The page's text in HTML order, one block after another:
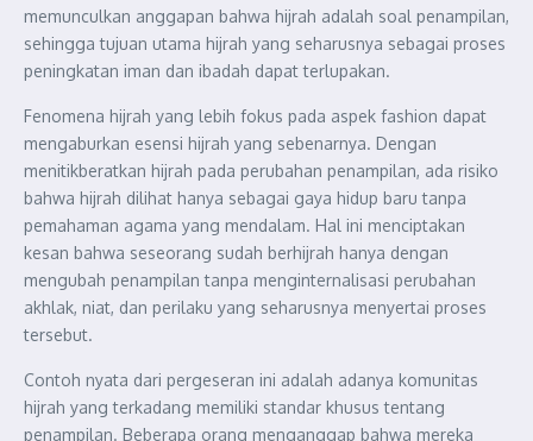
memunculkan anggapan bahwa hijrah adalah soal penampilan,
sehingga tujuan utama hijrah yang seharusnya sebagai proses
peningkatan iman dan ibadah dapat terlupakan.
Fenomena hijrah yang lebih fokus pada aspek fashion dapat
mengaburkan esensi hijrah yang sebenarnya. Dengan
menitikberatkan hijrah pada perubahan penampilan, ada risiko
bahwa hijrah dilihat hanya sebagai gaya hidup baru tanpa
pemahaman agama yang mendalam. Hal ini menciptakan
kesan bahwa seseorang sudah berhijrah hanya dengan
mengubah penampilan tanpa menginternalisasi perubahan
akhlak, niat, dan perilaku yang seharusnya menyertai proses
tersebut.
Contoh nyata dari pergeseran ini adalah adanya komunitas
hijrah yang terkadang memiliki standar khusus tentang
penampilan. Beberapa orang menganggap bahwa mereka